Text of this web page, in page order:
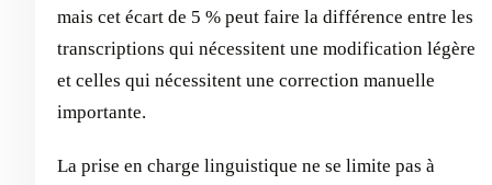
mais cet écart de 5 % peut faire la différence entre les
transcriptions qui nécessitent une modification légère
et celles qui nécessitent une correction manuelle
importante.
La prise en charge linguistique ne se limite pas à